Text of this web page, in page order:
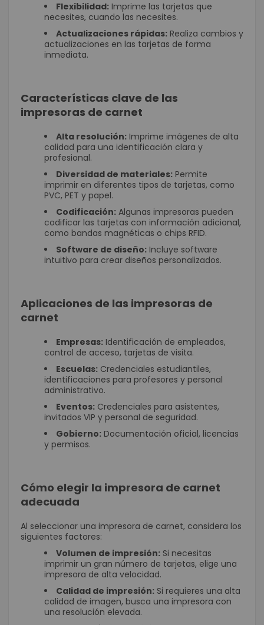
Flexibilidad: Imprime las tarjetas que
necesites, cuando las necesites.
Actualizaciones rápidas: Realiza cambios y
actualizaciones en las tarjetas de forma
inmediata.
Características clave de las
impresoras de carnet
Alta resolución: Imprime imágenes de alta
calidad para una identificación clara y
profesional.
Diversidad de materiales: Permite
imprimir en diferentes tipos de tarjetas, como
PVC, PET y papel.
Codificación: Algunas impresoras pueden
codificar las tarjetas con información adicional,
como bandas magnéticas o chips RFID.
Software de diseño: Incluye software
intuitivo para crear diseños personalizados.
Aplicaciones de las impresoras de
carnet
Empresas: Identificación de empleados,
control de acceso, tarjetas de visita.
Escuelas: Credenciales estudiantiles,
identificaciones para profesores y personal
administrativo.
Eventos: Credenciales para asistentes,
invitados VIP y personal de seguridad.
Gobierno: Documentación oficial, licencias
y permisos.
Cómo elegir la impresora de carnet
adecuada
Al seleccionar una impresora de carnet, considera los
siguientes factores:
Volumen de impresión: Si necesitas
imprimir un gran número de tarjetas, elige una
impresora de alta velocidad.
Calidad de impresión: Si requieres una alta
calidad de imagen, busca una impresora con
una resolución elevada.